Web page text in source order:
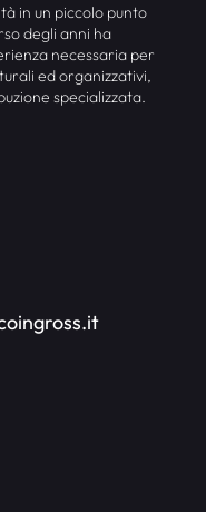
in un piccolo punto
degli anni ha
necessaria per
ed organizzativi,
specializzata.